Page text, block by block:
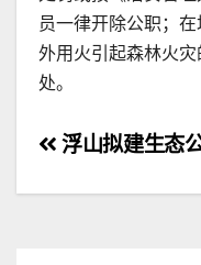
员一律开除公职；
外用火引起森林火
处。
文
章
浮山拟建生态